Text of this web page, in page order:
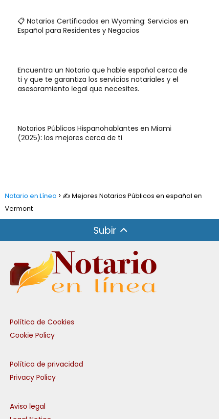
📋 Notarios Certificados en Wyoming: Servicios en
Español para Residentes y Negocios
Encuentra un Notario que hable español cerca de
ti y que te garantiza los servicios notariales y el
asesoramiento legal que necesites.
Notarios Públicos Hispanohablantes en Miami
(2025): los mejores cerca de ti
Notario en Línea
✍️ Mejores Notarios Públicos en español en
Vermont
Subir
Política de Cookies
Cookie Policy
Política de privacidad
Privacy Policy
Aviso legal